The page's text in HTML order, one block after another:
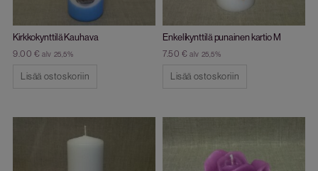
Kirkkokynttilä Kauhava
9.00 € alv 25,5%
Lisää ostoskoriin
Enkelikynttilä punainen kartio M
7.50 € alv 25,5%
Lisää ostoskoriin